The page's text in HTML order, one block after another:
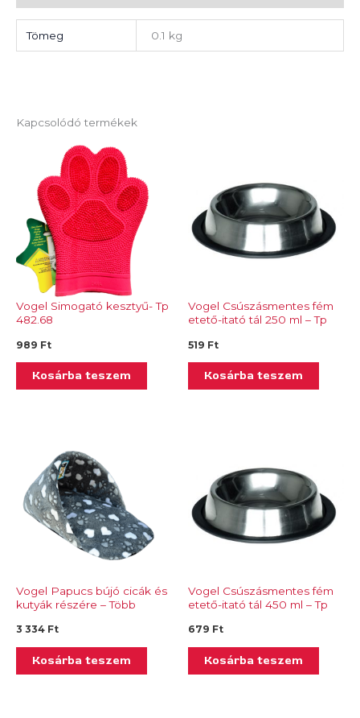
Tömeg 0.1 kg
Kapcsolódó termékek
Vogel Simogató kesztyű- Tp
482.68
989 Ft
Kosárba teszem
Vogel Csúszásmentes fém
etető-itató tál 250 ml – Tp
519 Ft
Kosárba teszem
Vogel Papucs bújó cicák és
kutyák részére – Több
3 334 Ft
Kosárba teszem
Vogel Csúszásmentes fém
etető-itató tál 450 ml – Tp
679 Ft
Kosárba teszem